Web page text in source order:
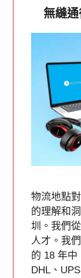
無縫
物流地點
的理解和
圳。我們
人才。我
的 18 年中
DHL、